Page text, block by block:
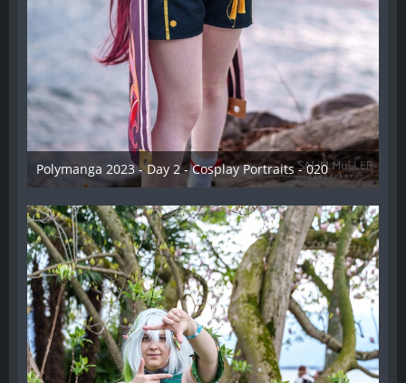
Polymanga 2023 - Day 2 - Cosplay Portraits - 020
12. Mai 2023